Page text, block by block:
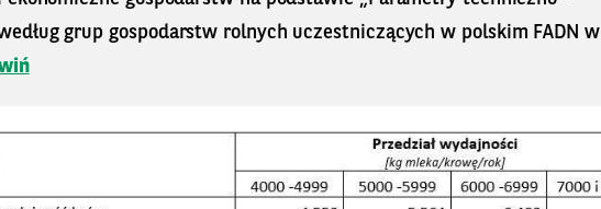
grup gospodarstw rolnych uczestniczących w polskim FADN w